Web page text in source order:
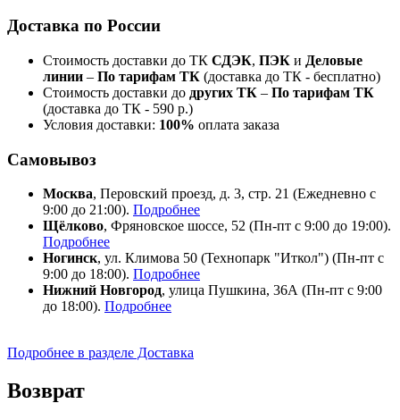
Доставка по России
Стоимость доставки до ТК СДЭК, ПЭК и Деловые
линии – По тарифам ТК (доставка до ТК - бесплатно)
Стоимость доставки до других ТК – По тарифам ТК
(доставка до ТК - 590 р.)
Условия доставки: 100% оплата заказа
Самовывоз
Москва, Перовский проезд, д. 3, стр. 21 (Ежедневно с
9:00 до 21:00). Подробнее
Щёлково, Фряновское шоссе, 52 (Пн-пт с 9:00 до 19:00).
Подробнее
Ногинск, ул. Климова 50 (​Технопарк "Иткол") (Пн-пт с
9:00 до 18:00). Подробнее
Нижний Новгород, улица Пушкина, 36А (Пн-пт с 9:00
до 18:00). Подробнее
Подробнее в разделе Доставка
Возврат